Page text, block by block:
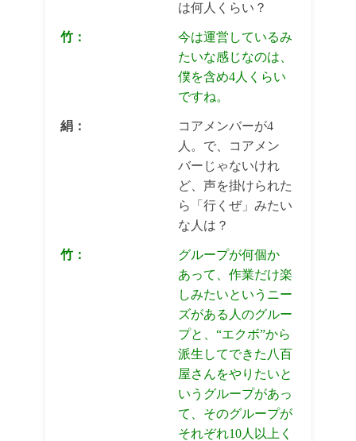
は何人くらい？
竹：
今は運営しているみ
たいな感じなのは、
僕を含め4人くらい
ですね。
絹：
コアメンバーが4
人。で、コアメン
バーじゃないけれ
ど、声を掛けられた
ら「行くぜ」みたい
な人は？
竹：
グループが何個か
あって、作業だけ楽
しみたいというニー
ズがある人のグルー
プと、“エクボ”から
派生してできた八百
屋さんをやりたいと
いうグループがあっ
て、そのグループが
それぞれ10人以上く